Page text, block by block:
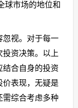
球市场的地位和
忽视。对于每一
资决策。以上
结合自身的投资
价表现，无疑是
需综合考虑多种